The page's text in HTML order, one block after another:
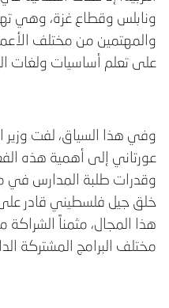
ونابلس وقطاع غزة، وهي
والمهتمين من مختلف
على تعلم أساسيات ولغات
وفي هذا السياق، لفت وزير
عورتاني إلى أهمية هذه
وقدرات طلبة المدارس في
خلق جيل فلسطيني قادر على
هذا المجال، مثمناً
مختلف البرامج المشتركة